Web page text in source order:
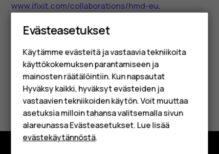
Älypuhelimet
Perinteiset puhelimet
Lisävarusteet
HMD Terra M
Yrityksille
Tabletit
Shop
www.ifixit.com/collaborations/hmd-eu.
Oliko tästä apua?
Kyllä Ei
Evästeasetukset
Käytämme evästeitä ja vastaavia tekniikoita
käyttökokemuksen parantamiseen ja
mainosten räätälöintiin. Kun napsautat
Hyväksy kaikki, hyväksyt evästeiden ja
vastaavien tekniikoiden käytön. Voit muuttaa
asetuksia milloin tahansa valitsemalla sivun
alareunassa Evästeasetukset. Lue lisää
evästekäytännöstä.